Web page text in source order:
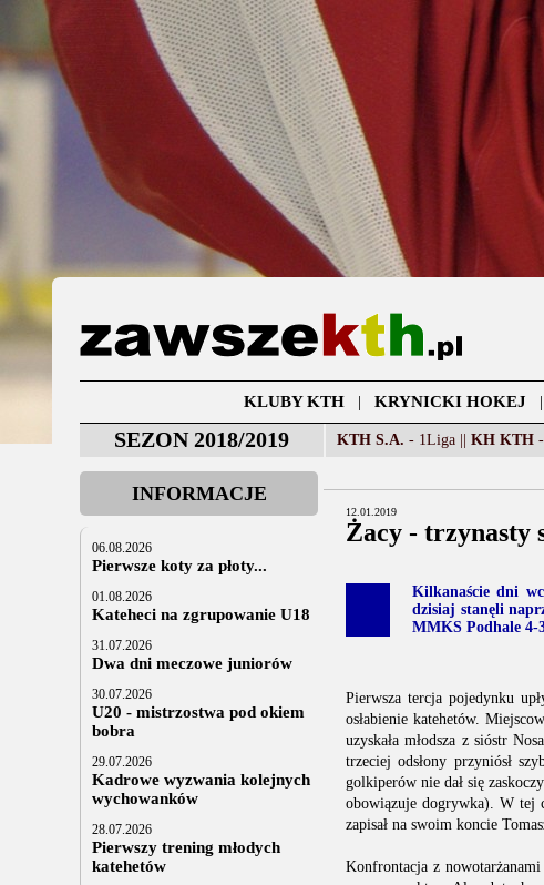
KLUBY KTH| KRYNICKI HOKEJ
SEZON 2018/2019 KTH S.A. - 1Liga || KH KTH
INFORMACJE
06.08.2026
Pierwsze koty za płoty...
01.08.2026
Kateheci na zgrupowanie U18
31.07.2026
Dwa dni meczowe juniorów
30.07.2026
U20 - mistrzostwa pod okiem
bobra
29.07.2026
Kadrowe wyzwania kolejnych
wychowanków
28.07.2026
Pierwszy trening młodych
katehetów
12.01.2019
Żacy - trzynasty
Kilkanaście dni
dzisiaj stanęli
MMKS Podhale 4-
Pierwsza tercja pojedynku
osłabienie katehetów.
uzyskała młodsza z sióstr
trzeciej odsłony przyniósł
golkiperów nie dał się
obowiązuje dogrywka). W tej
zapisał na swoim koncie
Konfrontacja z